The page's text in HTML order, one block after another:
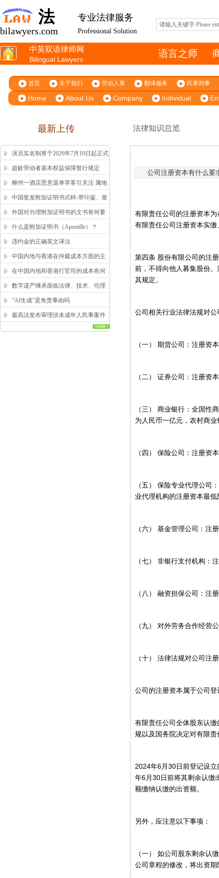
法 专业法律服务
Professional Solution
bilawyers.com
中英双语律师网
Bilingual Lawyers
语言之师
首页 关于我们 劳动人事 翻译服务 民事刑事
Home About Us Company Individual
最新上传 法律知识总览
演员实名制将于2026年7月10日起正式
施行
超龄劳动者基本权益保障暂行规定
柳州一酒店恶意退单宰客引关注 属地
市监局高效回应获舆论认可
中国签发附加证明书式样-带印鉴、签
字版本 China Apostille Sample
外国对办理附加证明书的文书有何要
求？
什么是附加证明书（Apostille）？
违约金的正确英文译法
中国内地与香港在仲裁成本方面的主
要区别
在中国内地和香港打官司的成本有何
区别？
数字遗产继承面临法律、技术、伦理
三重困局，该如何突破？
“AI生成”是免责事由吗
最高法发布审理涉未成年人民事案件
公司注册资本有什么要
有限责任公司的注册资本
有限责任公司注册资本实
第四条 股份有限公司的注
前，不得向他人募集股份
其规定。
公司相关行业法律法规对
（一） 期货公司：注册资
（二） 证券公司：注册资
（三）
商业银行：全国性
为人民币一亿元，农村商
（四） 保险公司：注册资
（五）
保险专业代理公司
业代理机构的注册资本最
（六） 基金管理公司：注
（七） 非银行支付机构：
（八） 融资担保公司：注
（九） 对外劳务合作经营
（十） 法律法规对公司注
公司的注册资本属于公司
有限责任公司全体股东认
规以及国务院决定对有限
2024年6月 30 日前登记设
年6月 30 日前将其剩余认缴
额缴纳认缴的出资额。
另外，应注意以下事项：
（一）
如公司股东剩余认
公司章程的修改，将出资期